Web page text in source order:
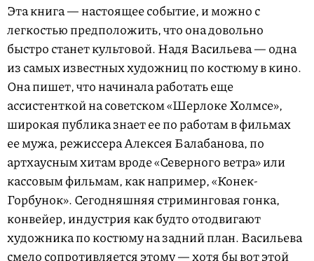
Эта книга — настоящее событие, и можно с
легкостью предположить, что она довольно
быстро станет культовой. Надя Васильева — одна
из самых известных художниц по костюму в кино.
Она пишет, что начинала работать еще
ассистенткой на советском «Шерлоке Холмсе»,
широкая публика знает ее по работам в фильмах
ее мужа, режиссера Алексея Балабанова, по
артхаусным хитам вроде «Северного ветра» или
кассовым фильмам, как например, «Конек-
Горбунок». Сегодняшняя стриминговая гонка,
конвейер, индустрия как будто отодвигают
художника по костюму на задний план. Васильева
смело сопротивляется этому — хотя бы вот этой